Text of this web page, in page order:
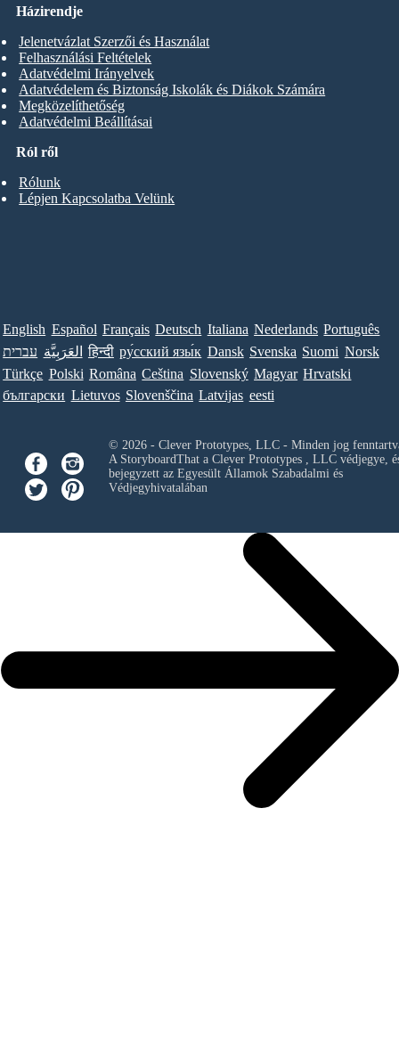
Ról ről
Rólunk
Lépjen Kapcsolatba Velünk
Házirendje
Jelenetvázlat Szerzői és Használat
Felhasználási Feltételek
Adatvédelmi Irányelvek
Adatvédelem és Biztonság Iskolák és Diákok Számára
Megközelíthetőség
Adatvédelmi Beállításai
English Español Français Deutsch Italiana Nederlands Português
עברית العَرَبِيَّة हिन्दी ру́сский язы́к Dansk Svenska Suomi Norsk
Türkçe Polski Româna Ceština Slovenský Magyar Hrvatski
български Lietuvos Slovenščina Latvijas eesti
© 2026 - Clever Prototypes, LLC - Minden jog
A StoryboardThat a Clever Prototypes , LLCvédjegye,
bejegyzett az Egyesült Államok Szabadalmi és
Védjegyhivatalában